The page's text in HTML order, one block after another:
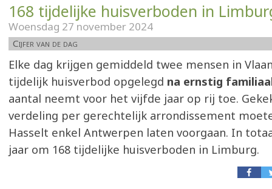
168 tijdelijke huisverboden in
Woensdag 27 november 2024
Cijfer van de dag
Elke dag krijgen gemiddeld twee mensen in
tijdelijk huisverbod opgelegd na ernstig
aantal neemt voor het vijfde jaar op rij toe.
verdeling per gerechtelijk arrondissement
Hasselt enkel Antwerpen laten voorgaan. In
jaar om 168 tijdelijke huisverboden in Limburg.